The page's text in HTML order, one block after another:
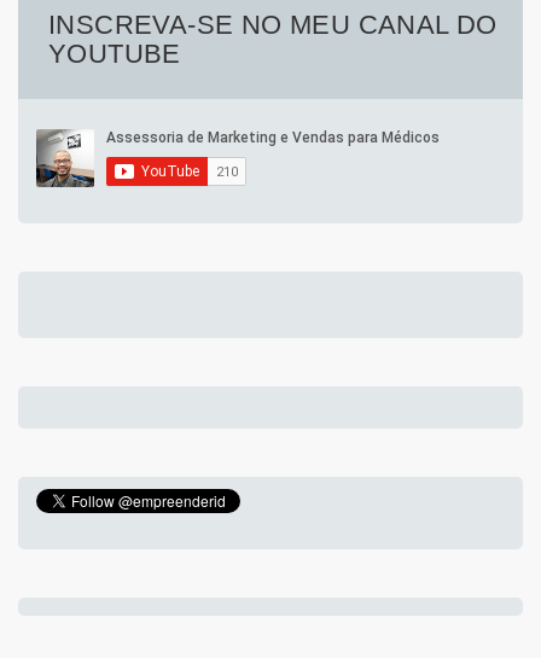
INSCREVA-SE NO MEU CANAL DO
YOUTUBE